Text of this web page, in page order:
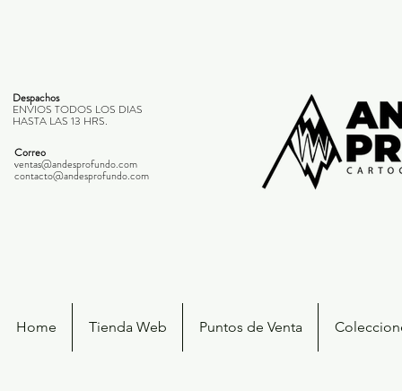
Despachos
ENVIOS TODOS LOS DIAS
HASTA LAS 13 HRS.
Correo
ventas@andesprofundo.com
contacto@andesprofundo.com
Home Tienda Web Puntos de Venta